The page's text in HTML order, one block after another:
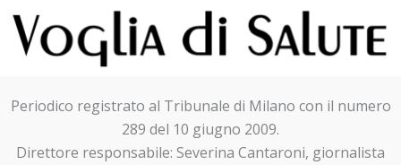
Periodico registrato al Tribunale di Milano con il numero
289 del 10 giugno 2009.
Direttore responsabile: Severina Cantaroni, giornalista